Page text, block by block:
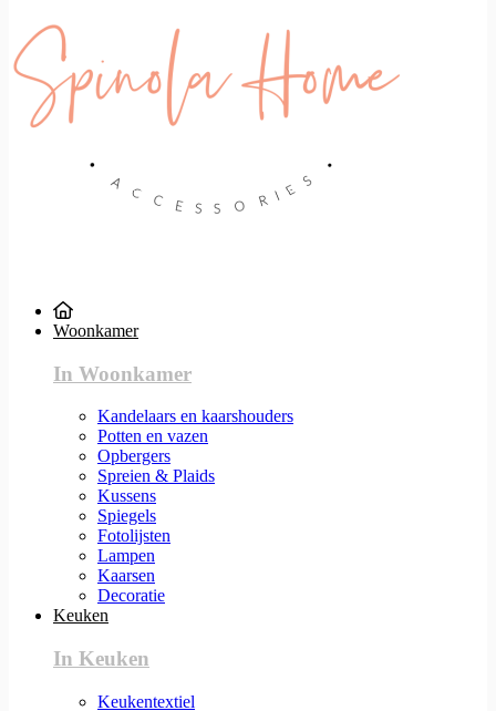
Woonkamer
In Woonkamer
Kandelaars en kaarshouders
Potten en vazen
Opbergers
Spreien & Plaids
Kussens
Spiegels
Fotolijsten
Lampen
Kaarsen
Decoratie
Keuken
In Keuken
Keukentextiel